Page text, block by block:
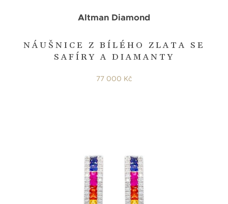
NÁUŠNICE Z BÍLÉHO ZLATA SE
SAFÍRY A DIAMANTY
Altman Diamond
77 000 Kč